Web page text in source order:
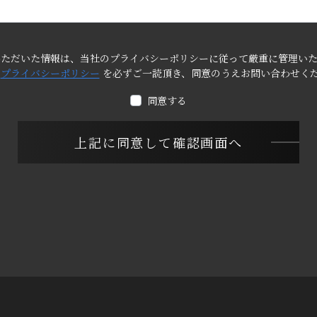
だいた情報は、当社のプライバシーポリシーに従って厳重に管理い
プライバシーポリシー を必ずご一読頂き、同意のうえお問い合わせく
同意する
上記に同意して確認画面へ